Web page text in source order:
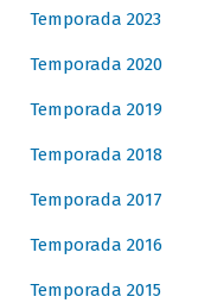
Temporada 2023
Temporada 2020
Temporada 2019
Temporada 2018
Temporada 2017
Temporada 2016
Temporada 2015